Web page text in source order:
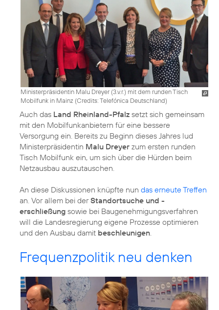
Ministerpräsidentin Malu Dreyer (3.v.r.) mit dem runden Tisch
Mobilfunk in Mainz (Credits: Telefónica Deutschland)
Auch das Land Rheinland-Pfalz setzt sich gemeinsam
mit den Mobilfunkanbietern für eine bessere
Versorgung ein. Bereits zu Beginn dieses Jahres lud
Ministerpräsidentin Malu Dreyer zum ersten runden
Tisch Mobilfunk ein, um sich über die Hürden beim
Netzausbau auszutauschen.
An diese Diskussionen knüpfte nun das erneute Treffen
an. Vor allem bei derStandortsuche und -
erschließung sowie bei Baugenehmigungsverfahren
will die Landesregierung eigene Prozesse optimieren
und den Ausbau damit beschleunigen.
Frequenzpolitik neu denken